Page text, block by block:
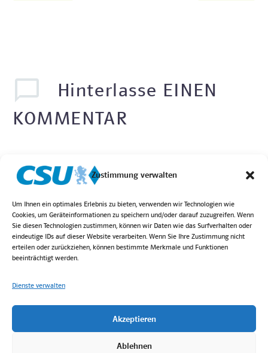
Zustimmung verwalten
Um Ihnen ein optimales Erlebnis zu bieten, verwenden wir Technologien wie
Cookies, um Geräteinformationen zu speichern und/oder darauf zuzugreifen. Wenn
Sie diesen Technologien zustimmen, können wir Daten wie das Surfverhalten oder
eindeutige IDs auf dieser Website verarbeiten. Wenn Sie Ihre Zustimmung nicht
erteilen oder zurückziehen, können bestimmte Merkmale und Funktionen
beeinträchtigt werden.
Dienste verwalten
Akzeptieren
Ablehnen
Hinterlasse EINEN
KOMMENTAR
Sie müsseneingeloggt sein
schreiben zu können.
Impressum
Bilder von Höck Fotografie